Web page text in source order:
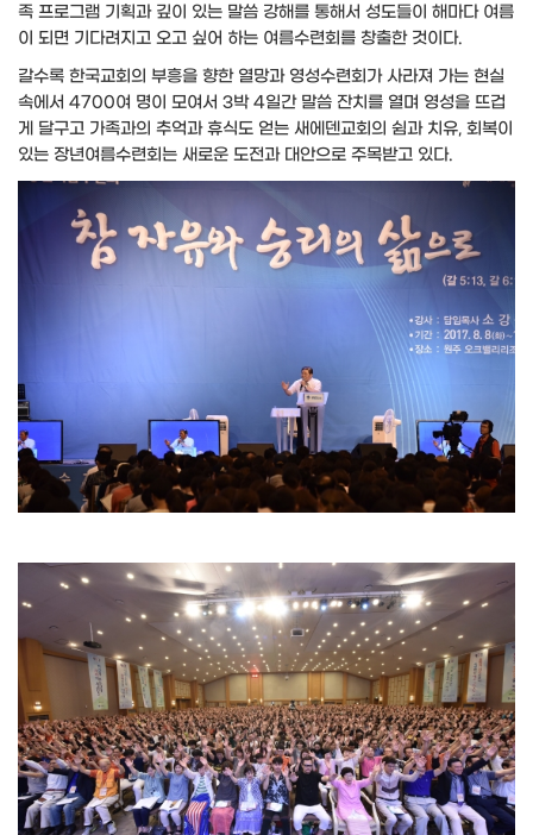
족 프로그램 기획과 깊이 있는 말씀 강해를 통해서 성도들이 해마다 여름
이 되면 기다려지고 오고 싶어 하는 여름수련회를 창출한 것이다.
갈수록 한국교회의 부흥을 향한 열망과 영성수련회가 사라져 가는 현실
속에서 4700여 명이 모여서 3박 4일간 말씀 잔치를 열며 영성을 뜨겁
게 달구고 가족과의 추억과 휴식도 얻는 새에덴교회의 쉼과 치유, 회복이
있는 장년여름수련회는 새로운 도전과 대안으로 주목받고 있다.